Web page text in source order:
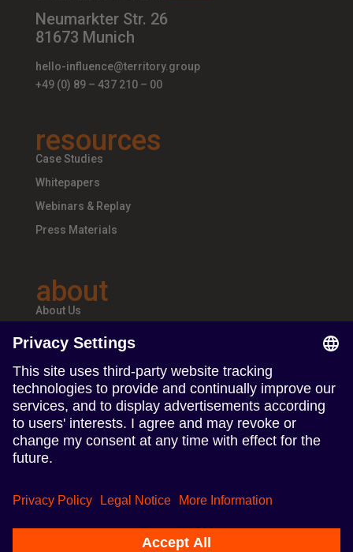
Neumarkter Str. 26
81673 Munich
hello-influence@territory.group
+49 (0) 89 – 437 210 – 00
resources
Case Studies
Whitepapers
Webinars & Replay
Press Materials
about
About Us
Teams & Offices
follow us
Follow us on Linkedin
Follow us on Instagram